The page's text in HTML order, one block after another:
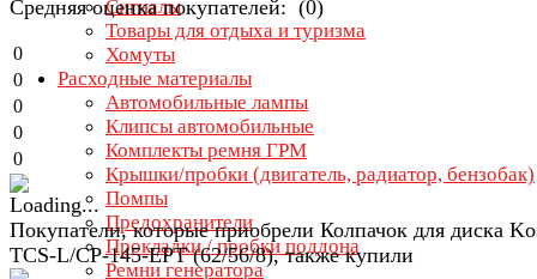
Сигналы
Товары для отдыха и туризма
Хомуты
Расходные материалы
Автомобильные лампы
Клипсы автомобильные
Комплекты ремня ГРМ
Крышки/пробки (двигатель, радиатор, бензобак)
Помпы
Предохранители
Прокладки / пробки поддона
Ремни генератора
Средняя оценка покупателей: (0)
0
0
0
0
0
Покупатели, которые приобрели Колпачок для диска
TCS-L/CP-145-EPT (62/56/8), также купили